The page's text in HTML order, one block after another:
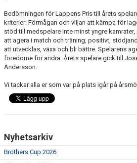
Bedömningen för Lappens Pris till årets
kriterier: Förmågan och viljan att kämpa för
stöd till medspelare inte minst yngre
att agera i match och träning, positivt,
att utvecklas, växa och bli bättre. Spelarens
föredöme för andra. Årets spelare gick till
Andersson.
Vi tackar alla er som var på plats igår på
Nyhetsarkiv
Brothers Cup 2026